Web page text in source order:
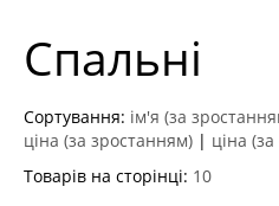
Спальні
Сортування: ім'я (за
ціна (за зростанням) | ціна
Товарів на сторінці: 10